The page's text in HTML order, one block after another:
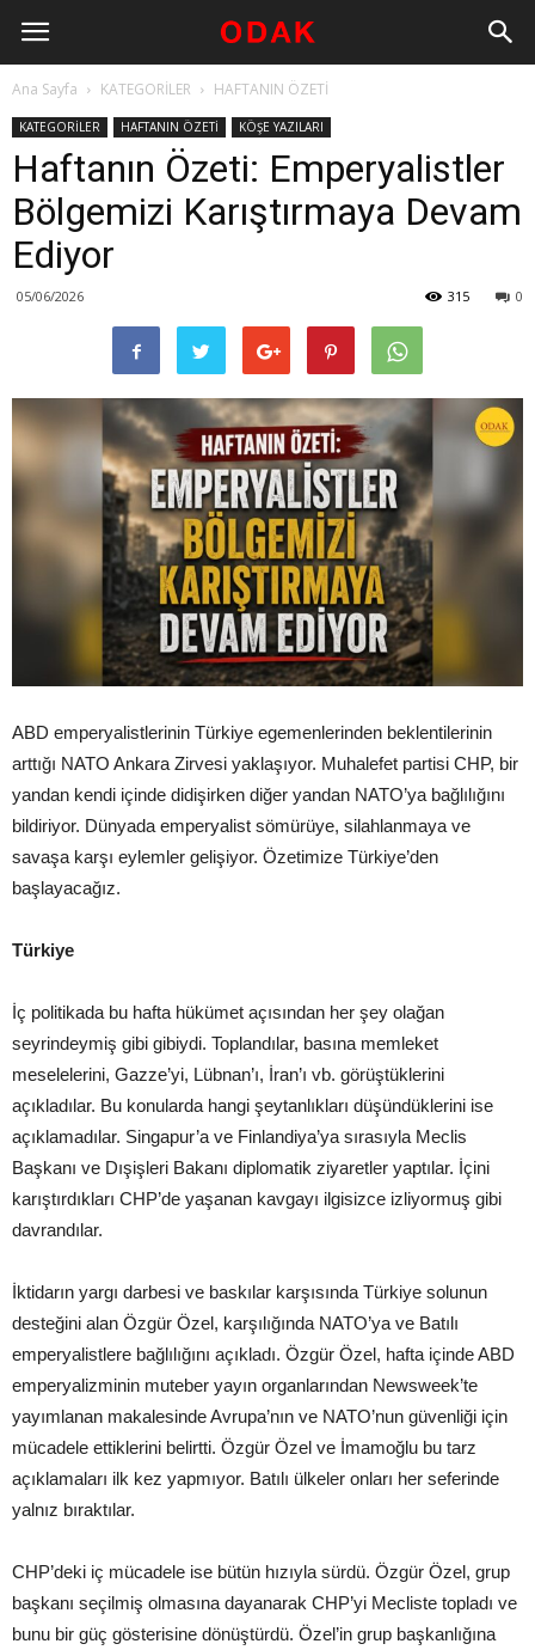
Ana Sayfa KATEGORİLER HAFTANIN ÖZETİ
KATEGORİLER HAFTANIN ÖZETİ KÖŞE YAZILARI
Haftanın Özeti: Emperyalistler
Bölgemizi Karıştırmaya Devam
Ediyor
05/06/2026 0
315
ABD emperyalistlerinin Türkiye egemenlerinden beklentilerinin
arttığı NATO Ankara Zirvesi yaklaşıyor. Muhalefet partisi CHP, bir
yandan kendi içinde didişirken diğer yandan NATO’ya bağlılığını
bildiriyor. Dünyada emperyalist sömürüye, silahlanmaya ve
savaşa karşı eylemler gelişiyor. Özetimize Türkiye’den
başlayacağız.
Türkiye
İç politikada bu hafta hükümet açısından her şey olağan
seyrindeymiş gibi gibiydi. Toplandılar, basına memleket
meselelerini, Gazze’yi, Lübnan’ı, İran’ı vb. görüştüklerini
açıkladılar. Bu konularda hangi şeytanlıkları düşündüklerini ise
açıklamadılar. Singapur’a ve Finlandiya’ya sırasıyla Meclis
Başkanı ve Dışişleri Bakanı diplomatik ziyaretler yaptılar. İçini
karıştırdıkları CHP’de yaşanan kavgayı ilgisizce izliyormuş gibi
davrandılar.
İktidarın yargı darbesi ve baskılar karşısında Türkiye solunun
desteğini alan Özgür Özel, karşılığında NATO’ya ve Batılı
emperyalistlere bağlılığını açıkladı. Özgür Özel, hafta içinde ABD
emperyalizminin muteber yayın organlarından Newsweek’te
yayımlanan makalesinde Avrupa’nın ve NATO’nun güvenliği için
mücadele ettiklerini belirtti. Özgür Özel ve İmamoğlu bu tarz
açıklamaları ilk kez yapmıyor. Batılı ülkeler onları her seferinde
yalnız bıraktılar.
CHP’deki iç mücadele ise bütün hızıyla sürdü. Özgür Özel, grup
başkanı seçilmiş olmasına dayanarak CHP’yi Mecliste topladı ve
bunu bir güç gösterisine dönüştürdü. Özel’in grup başkanlığına